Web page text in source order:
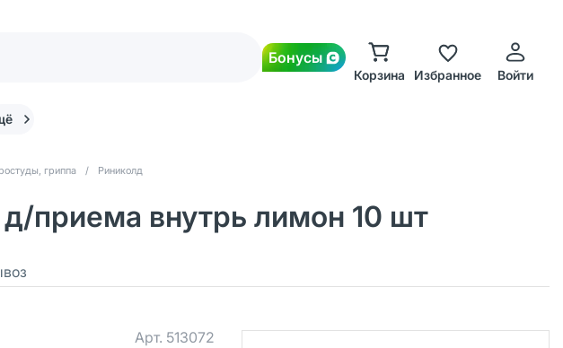
Бонусы
Корзина Избранное Войти
гриппа / Риниколд
приема внутрь лимон 10 шт
Арт. 513072